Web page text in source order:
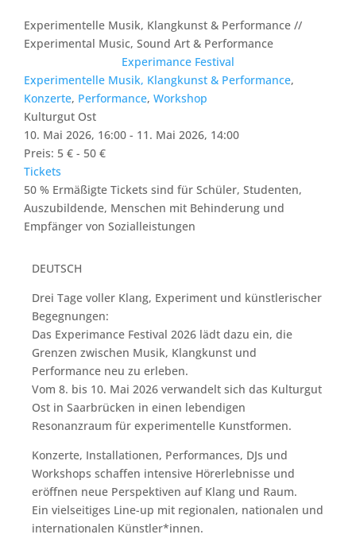
Experimentelle Musik, Klangkunst & Performance //
Experimental Music, Sound Art & Performance
Experimance Festival
Experimentelle Musik, Klangkunst & Performance,
Konzerte, Performance, Workshop
Kulturgut Ost
10. Mai 2026, 16:00 - 11. Mai 2026, 14:00
Preis: 5 € - 50 €
Tickets
50 % Ermäßigte Tickets sind für Schüler, Studenten,
Auszubildende, Menschen mit Behinderung und
Empfänger von Sozialleistungen
DEUTSCH
Drei Tage voller Klang, Experiment und künstlerischer
Begegnungen:
Das Experimance Festival 2026 lädt dazu ein, die
Grenzen zwischen Musik, Klangkunst und
Performance neu zu erleben.
Vom 8. bis 10. Mai 2026 verwandelt sich das Kulturgut
Ost in Saarbrücken in einen lebendigen
Resonanzraum für experimentelle Kunstformen.
Konzerte, Installationen, Performances, DJs und
Workshops schaffen intensive Hörerlebnisse und
eröffnen neue Perspektiven auf Klang und Raum.
Ein vielseitiges Line-up mit regionalen, nationalen und
internationalen Künstler*innen.